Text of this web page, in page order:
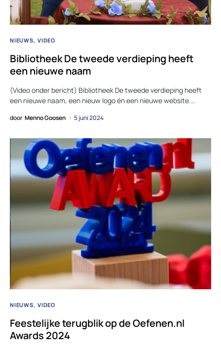
NIEUWS VIDEO
Bibliotheek De tweede verdieping heeft
een nieuwe naam
(Video onder bericht) Bibliotheek De tweede verdieping heeft
een nieuwe naam, een nieuw logo én een nieuwe website.…
door Menno Goosen 5 juni 2024
NIEUWS VIDEO
Feestelijke terugblik op de Oefenen.nl
Awards 2024